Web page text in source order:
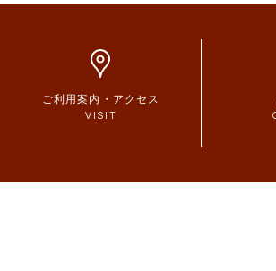
当ウェブサイト上においてお客様よりご提供
報を、第三者に開示したり、譲渡したり、貸
せん。ただし、次のいずれかに該当する場合
りませんのでご了承ください。
開示することが必要な場合
・お客様に明示した収集目的の実施のために
契約を締結した業務委託会社や協力企業に
・統計的なデータとしてお客様個人を識別で
ご利用案内・アクセス
VISIT